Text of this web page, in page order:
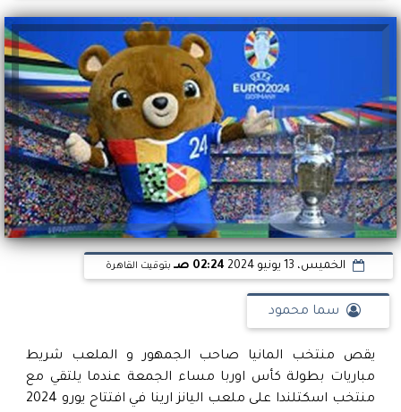
الخميس، 13 يونيو 2024 02:24 صـ بتوقيت القاهرة
سما محمود
يقص منتخب المانيا صاحب الجمهور و الملعب شريط
مباريات بطولة كأس اوربا مساء الجمعة عندما يلتقي مع
منتخب اسكتلندا على ملعب اليانز ارينا في افتتاح يورو 2024